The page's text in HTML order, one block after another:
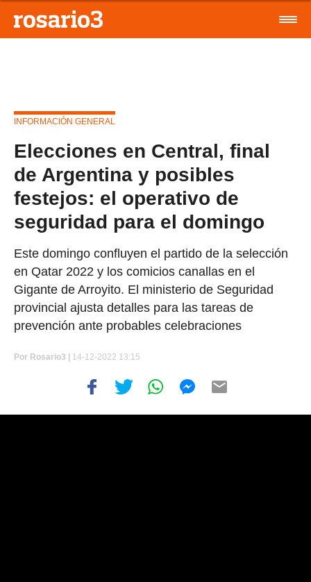
INFORMACIÓN GENERAL
Elecciones en Central, final
de Argentina y posibles
festejos: el operativo de
seguridad para el domingo
Este domingo confluyen el partido de la selección
en Qatar 2022 y los comicios canallas en el
Gigante de Arroyito. El ministerio de Seguridad
provincial ajusta detalles para las tareas de
prevención ante probables celebraciones
Por Rosario3 | 14-12-2022 13:15